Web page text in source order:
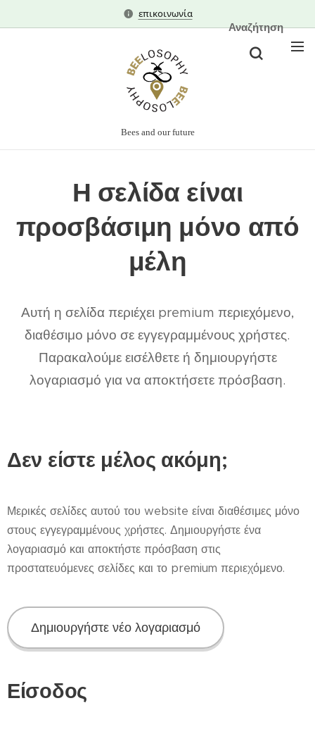
επικοινωνία
Bees and our future
Αναζήτηση
Η σελίδα είναι
προσβάσιμη μόνο από
μέλη
Αυτή η σελίδα περιέχει premium περιεχόμενο,
διαθέσιμο μόνο σε εγγεγραμμένους χρήστες.
Παρακαλούμε εισέλθετε ή δημιουργήστε
λογαριασμό για να αποκτήσετε πρόσβαση.
Δεν είστε μέλος ακόμη;
Μερικές σελίδες αυτού του website είναι διαθέσιμες μόνο
στους εγγεγραμμένους χρήστες. Δημιουργήστε ένα
λογαριασμό και αποκτήστε πρόσβαση στις
προστατευόμενες σελίδες και το premium περιεχόμενο.
Δημιουργήστε νέο λογαριασμό
Είσοδος